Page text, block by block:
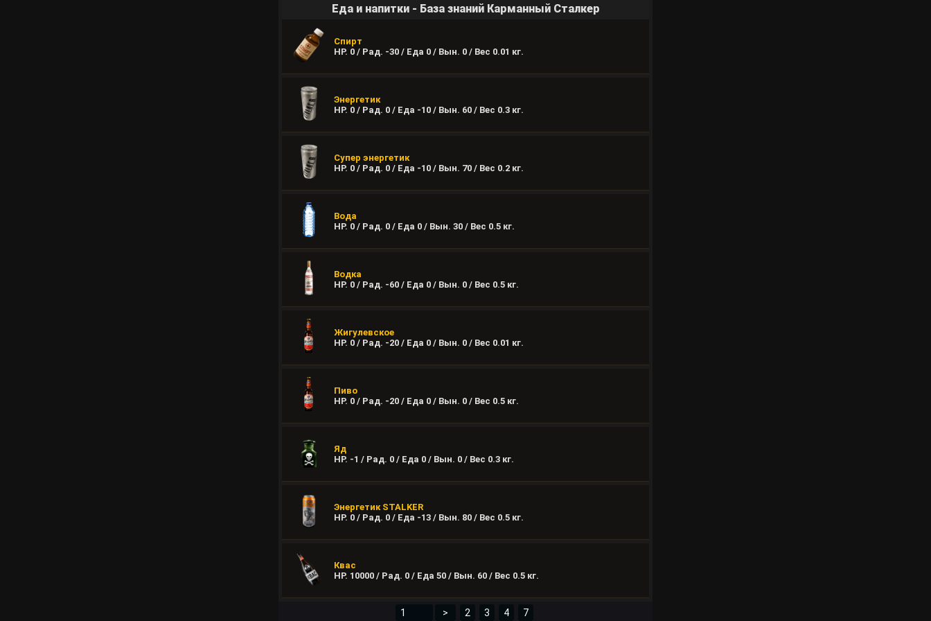
Еда и напитки - База знаний Карманный Сталкер
Спирт
HP. 0 / Рад. -30 / Еда 0 / Вын. 0 / Вес 0.01 кг.
Энергетик
HP. 0 / Рад. 0 / Еда -10 / Вын. 60 / Вес 0.3 кг.
Супер энергетик
HP. 0 / Рад. 0 / Еда -10 / Вын. 70 / Вес 0.2 кг.
Вода
HP. 0 / Рад. 0 / Еда 0 / Вын. 30 / Вес 0.5 кг.
Водка
HP. 0 / Рад. -60 / Еда 0 / Вын. 0 / Вес 0.5 кг.
Жигулевское
HP. 0 / Рад. -20 / Еда 0 / Вын. 0 / Вес 0.01 кг.
Пиво
HP. 0 / Рад. -20 / Еда 0 / Вын. 0 / Вес 0.5 кг.
Яд
HP. -1 / Рад. 0 / Еда 0 / Вын. 0 / Вес 0.3 кг.
Энергетик STALKER
HP. 0 / Рад. 0 / Еда -13 / Вын. 80 / Вес 0.5 кг.
Квас
HP. 10000 / Рад. 0 / Еда 50 / Вын. 60 / Вес 0.5 кг.
> 2 3 4 7